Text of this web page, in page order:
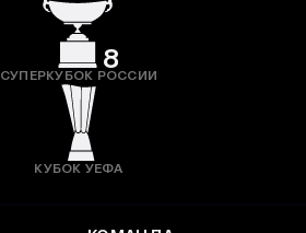
8
СУПЕРКУБОК РОССИИ
КУБОК УЕФА